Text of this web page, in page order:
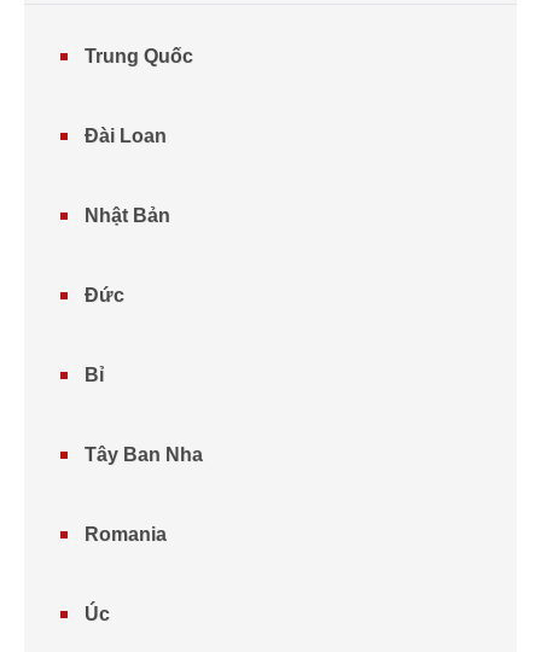
Trung Quốc
Đài Loan
Nhật Bản
Đức
Bỉ
Tây Ban Nha
Romania
Úc